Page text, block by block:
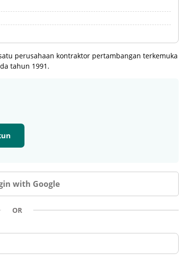
perusahaan kontraktor pertambangan terkemuka
tahun 1991.
with Google
OR